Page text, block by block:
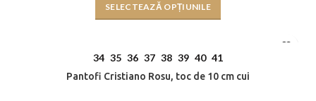
SELECTEAZĂ OPȚIUNILE
34 35 36 37 38 39 40 41
Pantofi Cristiano Rosu, toc de 10 cm cui